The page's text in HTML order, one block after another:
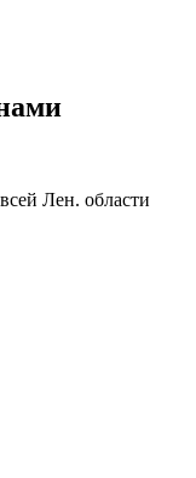
Лен. области